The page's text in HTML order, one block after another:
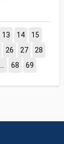
13 14
15
26 27
28
68 69